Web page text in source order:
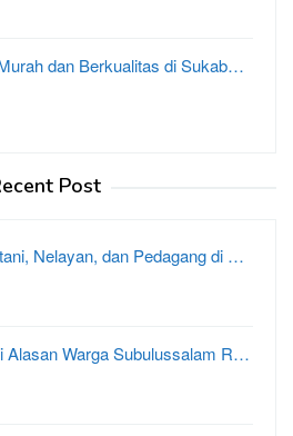
dan Berkualitas di Sukab…
Post
Nelayan, dan Pedagang di …
Alasan Warga Subulussalam R…